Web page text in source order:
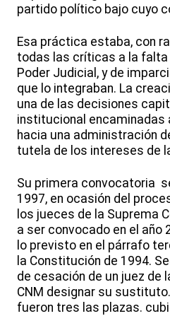
partido político bajo cuyo
Esa práctica estaba, con
todas las críticas a la falta
Poder Judicial, y de
que lo integraban. La
una de las decisiones
institucional encaminadas
hacia una administración
tutela de los intereses de
Su primera convocatoria
1997, en ocasión del
los jueces de la Suprema
a ser convocado en el año
lo previsto en el párrafo
la Constitución de 1994.
de cesación de un juez de
CNM designar su
fueron tres las plazas.